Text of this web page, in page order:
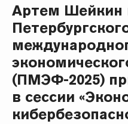
Артем Шейкин
(ПМЭФ-2025)
в сессии